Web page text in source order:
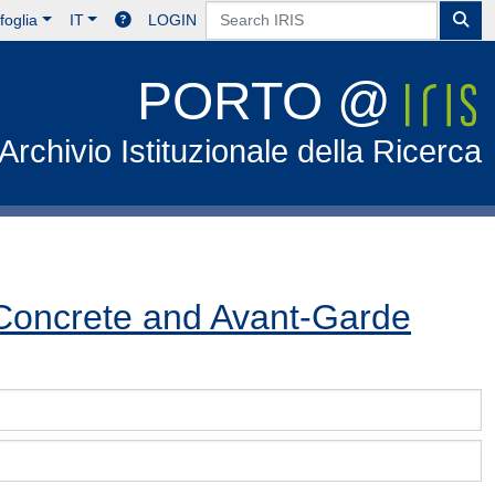
IT LOGIN
PORTO @
Istituzionale della Ricerca
and Avant-Garde